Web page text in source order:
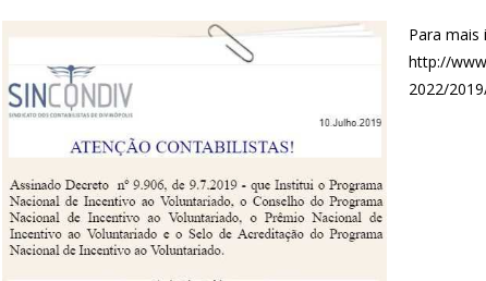
Para mais
http://
2022/